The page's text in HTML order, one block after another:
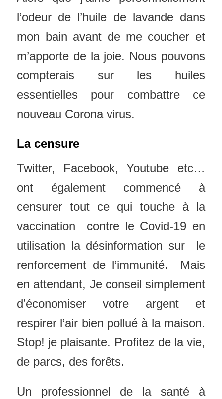
l’odeur de l’huile de lavande dans
mon bain avant de me coucher et
m’apporte de la joie. Nous pouvons
compterais sur les huiles
essentielles pour combattre ce
nouveau Corona virus.
La censure
Twitter, Facebook, Youtube etc…
ont ​​également commencé à
censurer tout ce qui touche à la
vaccination contre le Covid-19 en
utilisation la désinformation sur le
renforcement de l’immunité. Mais
en attendant, Je conseil simplement
d’économiser votre argent et
respirer l’air bien pollué à la maison.
Stop! je plaisante. Profitez de la vie,
de parcs, des forêts.
Un professionnel de la santé à